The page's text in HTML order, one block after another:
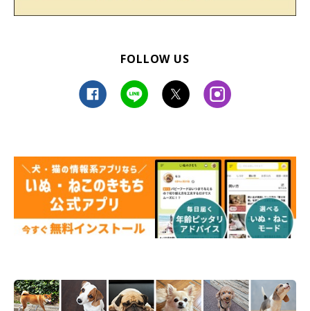
れて気持ちいい、リラックスできる、幸福感や安心感を得られる
からだと思います。特に、スキンシップの時間やタイミング、加
減を愛犬のペースに合わせられる人はより好かれやすいのではな
今回の調査では、犬が安心感をもてる「一緒にいる時間が長い
人」、犬にとって大きな楽しみである「ゴハンやおやつをくれる
人」、飼い主さんの愛情を感じられる「たくさんスキンシップし
てくれる人」が、「家族の中で愛犬が一番なついている人」ベス
（監修：いぬのきもち獣医師相談室 獣医師・岡本りさ先生）
取材・文／寺井さとこ
FOLLOW US